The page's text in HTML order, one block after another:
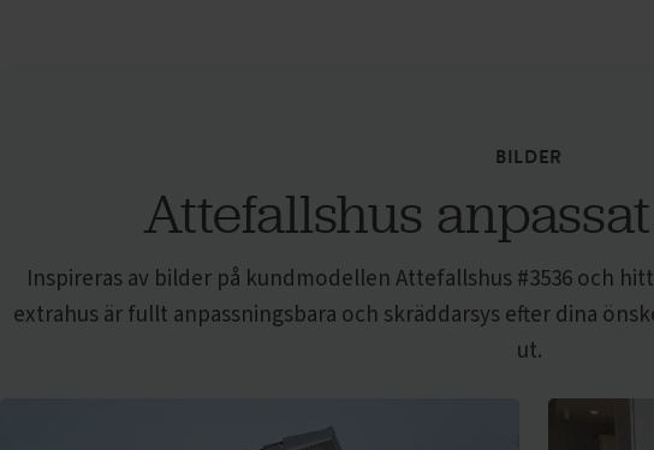
BILDER
Attefallshus
Inspireras av bilder på kundmodellenAttefallshus#3536 och
extrahus är fullt anpassningsbara och skräddarsys efter dina
ut.